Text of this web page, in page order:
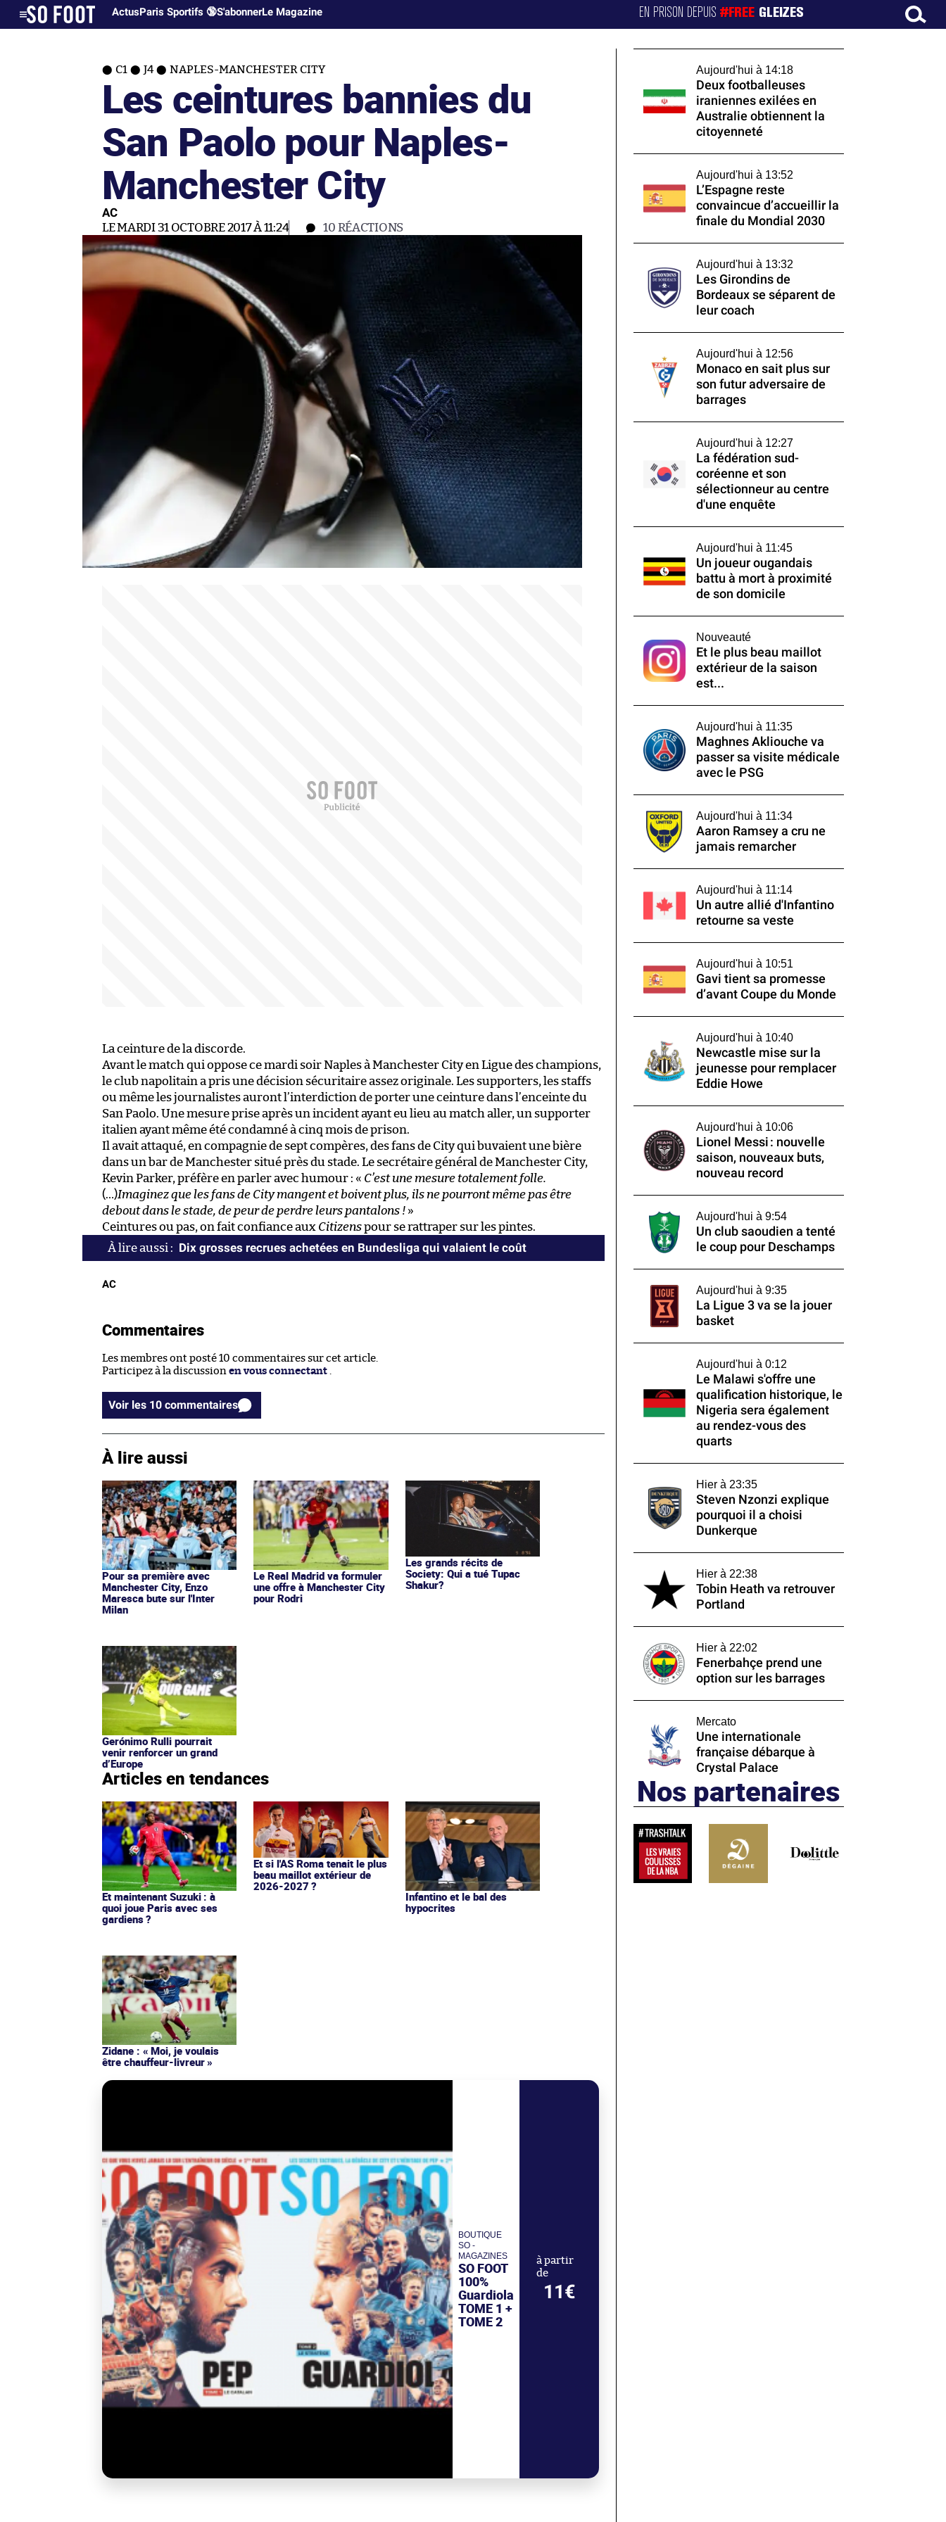
ActusParis Sportifs 🔞S'abonnerLe Magazine EN PRISON DEPUIS#FREE GLEIZES
C1 J4 NAPLES-MANCHESTER CITY
Les ceintures bannies du
San Paolo pour Naples-
Manchester City
AC
LE MARDI 31 OCTOBRE 2017 À 11:24 10 RÉACTIONS
La ceinture de la discorde.
Avant le match qui oppose ce mardi soir Naples à Manchester City en Ligue des champions,
le club napolitain a pris une décision sécuritaire assez originale. Les supporters, les staffs
ou même les journalistes auront l’interdiction de porter une ceinture dans l’enceinte du
San Paolo. Une mesure prise après un incident ayant eu lieu au match aller, un supporter
italien ayant même été condamné à cinq mois de prison.
Il avait attaqué, en compagnie de sept compères, des fans de City qui buvaient une bière
dans un bar de Manchester situé près du stade. Le secrétaire général de Manchester City,
Kevin Parker, préfère en parler avec humour : « C’est une mesure totalement folle.
(…)Imaginez que les fans de City mangent et boivent plus, ils ne pourront même pas être
debout dans le stade, de peur de perdre leurs pantalons ! »
Ceintures ou pas, on fait confiance aux Citizenspour se rattraper sur les pintes.
Dix grosses recrues achetées en Bundesliga qui valaient le coût
AC
Commentaires
Les membres ont posté 10 commentaires sur cet article.
Participez à la discussion en vous connectant .
Voir les 10 commentaires
À lire aussi
Pour sa première avec
Manchester City, Enzo
Maresca bute sur l'Inter
Milan
Le Real Madrid va formuler
une offre à Manchester City
pour Rodri
Les grands récits de
Society: Qui a tué Tupac
Shakur?
Gerónimo Rulli pourrait
venir renforcer un grand
d’Europe
Articles en tendances
Et maintenant Suzuki : à
quoi joue Paris avec ses
gardiens ?
Et si l'AS Roma tenait le plus
beau maillot extérieur de
2026-2027 ?
Infantino et le bal des
hypocrites
Zidane : « Moi, je voulais
être chauffeur-livreur »
BOUTIQUE
SO -
MAGAZINES
SO FOOT
100%
Guardiola
TOME 1 +
TOME 2
à partir
de
11€
Aujourd'hui à 14:18
Deux footballeuses
iraniennes exilées en
Australie obtiennent la
citoyenneté
Aujourd'hui à 13:52
L’Espagne reste
convaincue d’accueillir la
finale du Mondial 2030
Aujourd'hui à 13:32
Les Girondins de
Bordeaux se séparent de
leur coach
Aujourd'hui à 12:56
Monaco en sait plus sur
son futur adversaire de
barrages
Aujourd'hui à 12:27
La fédération sud-
coréenne et son
sélectionneur au centre
d'une enquête
Aujourd'hui à 11:45
Un joueur ougandais
battu à mort à proximité
de son domicile
Nouveauté
Et le plus beau maillot
extérieur de la saison
est...
Aujourd'hui à 11:35
Maghnes Akliouche va
passer sa visite médicale
avec le PSG
Aujourd'hui à 11:34
Aaron Ramsey a cru ne
jamais remarcher
Aujourd'hui à 11:14
Un autre allié d'Infantino
retourne sa veste
Aujourd'hui à 10:51
Gavi tient sa promesse
d’avant Coupe du Monde
Aujourd'hui à 10:40
Newcastle mise sur la
jeunesse pour remplacer
Eddie Howe
Aujourd'hui à 10:06
Lionel Messi : nouvelle
saison, nouveaux buts,
nouveau record
Aujourd'hui à 9:54
Un club saoudien a tenté
le coup pour Deschamps
Aujourd'hui à 9:35
La Ligue 3 va se la jouer
basket
Aujourd'hui à 0:12
Le Malawi s'offre une
qualification historique, le
Nigeria sera également
au rendez-vous des
quarts
Hier à 23:35
Steven Nzonzi explique
pourquoi il a choisi
Dunkerque
Hier à 22:38
Tobin Heath va retrouver
Portland
Hier à 22:02
Fenerbahçe prend une
option sur les barrages
Mercato
Une internationale
française débarque à
Crystal Palace
Nos partenaires